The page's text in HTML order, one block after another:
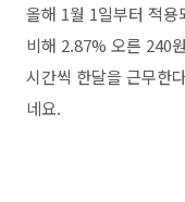
올해 1월 1일부터 적
비해 2.87% 오른 240
시간씩 한달을 근무한
네요.